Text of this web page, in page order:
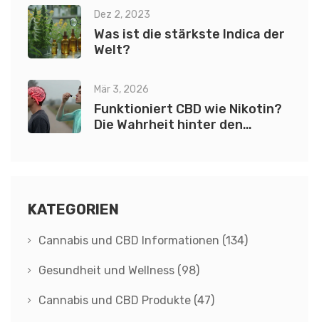
Dez 2, 2023
Was ist die stärkste Indica der
Welt?
Mär 3, 2026
Funktioniert CBD wie Nikotin?
Die Wahrheit hinter den
KATEGORIEN
Cannabis und CBD Informationen (134)
Gesundheit und Wellness (98)
Cannabis und CBD Produkte (47)